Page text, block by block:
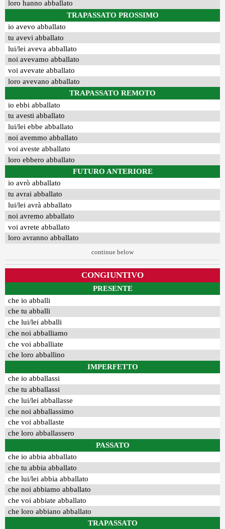
loro hanno abballato
TRAPASSATO PROSSIMO
io avevo abballato
tu avevi abballato
lui/lei aveva abballato
noi avevamo abballato
voi avevate abballato
loro avevano abballato
TRAPASSATO REMOTO
io ebbi abballato
tu avesti abballato
lui/lei ebbe abballato
noi avemmo abballato
voi aveste abballato
loro ebbero abballato
FUTURO ANTERIORE
io avrò abballato
tu avrai abballato
lui/lei avrà abballato
noi avremo abballato
voi avrete abballato
loro avranno abballato
continue below
CONGIUNTIVO
PRESENTE
che io abballi
che tu abballi
che lui/lei abballi
che noi abballiamo
che voi abballiate
che loro abballino
IMPERFETTO
che io abballassi
che tu abballassi
che lui/lei abballasse
che noi abballassimo
che voi abballaste
che loro abballassero
PASSATO
che io abbia abballato
che tu abbia abballato
che lui/lei abbia abballato
che noi abbiamo abballato
che voi abbiate abballato
che loro abbiano abballato
TRAPASSATO